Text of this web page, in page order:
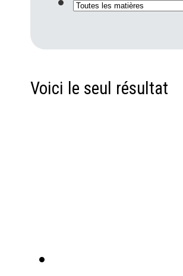
Voici le seul résultat